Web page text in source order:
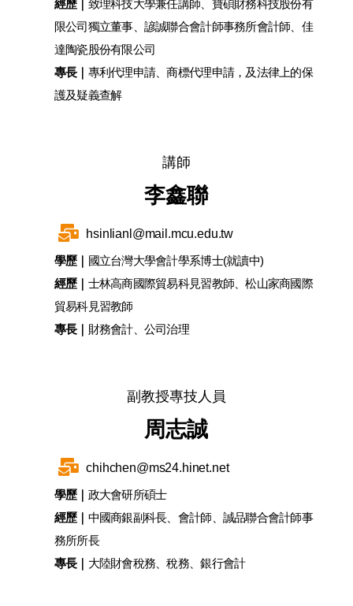
經歷｜ 致理科技大學兼任講師、寶碩財務科技股份有
限公司獨立董事、諺誠聯合會計師事務所會計師、佳
達陶瓷股份有限公司
專長｜ 專利代理申請、商標代理申請，及法律上的保
護及疑義查解
講師
李鑫聯
hsinlianl@mail.mcu.edu.tw
學歷｜
國立台灣大學會計學系博士(就讀中)
經歷｜ 士林高商國際貿易科見習教師、松山家商國際
貿易科見習教師
專長｜ 財務會計、公司治理
副教授專技人員
周志誠
chihchen@ms24.hinet.net
學歷｜ 政大會研所碩士
經歷｜ 中國商銀副科長、會計師、誠品聯合會計師事
務所所長
專長｜ 大陸財會稅務、稅務、銀行會計